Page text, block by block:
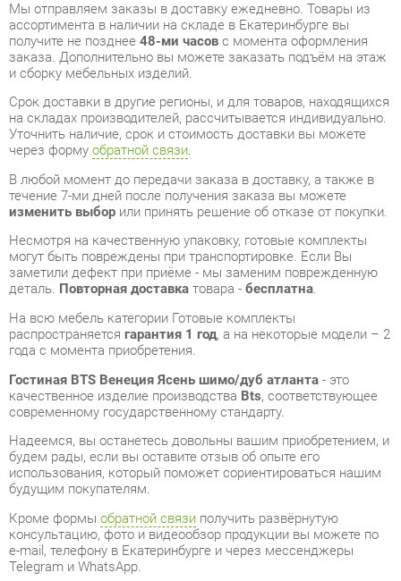
и сборку мебельных изделий.
Срок доставки в другие регионы, и для товаров, находящихся
на складах производителей, рассчитывается индивидуально.
Уточнить наличие, срок и стоимость доставки вы можете
через форму обратной связи
В любой момент до передачи заказа в доставку, а также в
течение 7-ми дней после получения заказа вы можете
изменить выборили принять решение об отказе от покупки.
Несмотря на качественную упаковку, готовые комплекты
могут быть повреждены при транспортировке. Если Вы
заметили дефект при приёме - мы заменим поврежденную
деталь.Повторная доставка товара -бесплатна.
На всю мебель категории Готовые комплекты
распространяетсягарантия 1 год, а на некоторые модели – 2
года с момента приобретения.
качественное изделие производстваBts, соответствующее
современному государственному стандарту.
Надеемся, вы останетесь довольны вашим приобретением, и
будем рады, если вы оставите отзыв об опыте его
использования, который поможет сориентироваться нашим
будущим покупателям.
Кроме формы обратной связиполучить развёрнутую
консультацию, фото и видеообзор продукции вы можете по
e-mail, телефону в Екатеринбурге и через мессенджеры
Telegram и WhatsApp.
Готовые комплекты также можно сравнить между собой в
нашем шоу-руме и купить Гостиная BTS Венеция Ясень
шимо/дуб атланта, самостоятельно забрав его с нашего
центрального склада в г. Екатеринбург. Полный список
адресов и магазинов смотрите на странице